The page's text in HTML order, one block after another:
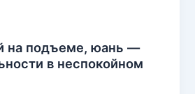
на подъеме, юань —
в неспокойном